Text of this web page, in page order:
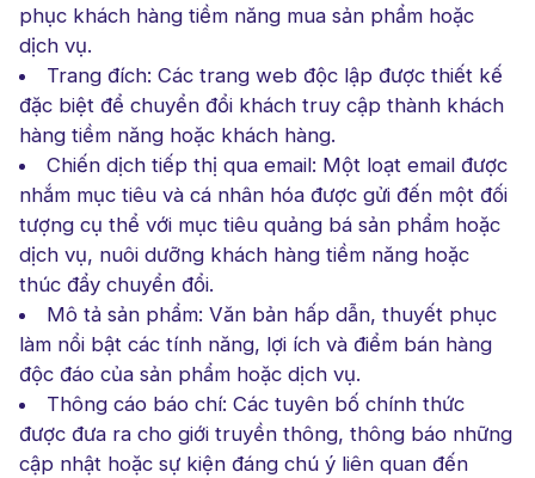
phục khách hàng tiềm năng mua sản phẩm hoặc
dịch vụ.
Trang đích: Các trang web độc lập được thiết kế
đặc biệt để chuyển đổi khách truy cập thành khách
hàng tiềm năng hoặc khách hàng.
Chiến dịch tiếp thị qua email: Một loạt email được
nhắm mục tiêu và cá nhân hóa được gửi đến một đối
tượng cụ thể với mục tiêu quảng bá sản phẩm hoặc
dịch vụ, nuôi dưỡng khách hàng tiềm năng hoặc
thúc đẩy chuyển đổi.
Mô tả sản phẩm: Văn bản hấp dẫn, thuyết phục
làm nổi bật các tính năng, lợi ích và điểm bán hàng
độc đáo của sản phẩm hoặc dịch vụ.
Thông cáo báo chí: Các tuyên bố chính thức
được đưa ra cho giới truyền thông, thông báo những
cập nhật hoặc sự kiện đáng chú ý liên quan đến